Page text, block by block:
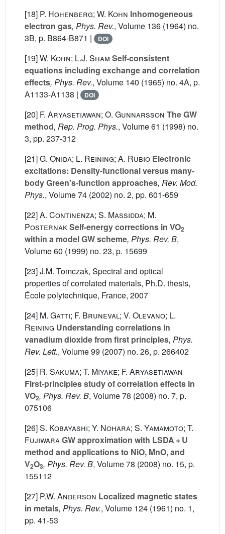
[18] P. Hohenberg; W. Kohn Inhomogeneous
electron gas, Phys. Rev., Volume 136 (1964) no.
3B, p. B864-B871 |
DOI
[19]W. Kohn; L.J. Sham Self-consistent
equations including exchange and correlation
effects, Phys. Rev., Volume 140 (1965) no. 4A, p.
A1133-A1138 |
DOI
[20] F. Aryasetiawan; O. Gunnarsson The GW
method, Rep. Prog. Phys., Volume 61 (1998) no.
3, pp. 237-312
[21]G. Onida; L. Reining; A. Rubio Electronic
excitations: Density-functional versus many-
body Green's-function approaches, Rev. Mod.
Phys., Volume 74 (2002) no. 2, pp. 601-659
[22]A. Continenza; S. Massidda; M.
PosternakSelf-energy corrections in VO2
within a model GW scheme, Phys. Rev. B,
Volume 60 (1999) no. 23, p. 15699
[23] J.M. Tomczak, Spectral and optical
properties of correlated materials, Ph.D. thesis,
École polytechnique, France, 2007
[24] M. Gatti; F. Bruneval; V. Olevano; L.
Reining Understanding correlations in
vanadium dioxide from first principles, Phys.
Rev. Lett., Volume 99 (2007) no. 26, p. 266402
[25] R. Sakuma; T. Miyake; F. Aryasetiawan
First-principles study of correlation effects in
VO2, Phys. Rev. B, Volume 78 (2008) no. 7, p.
075106
[26]S. Kobayashi; Y. Nohara; S. Yamamoto; T.
FujiwaraGW approximation with LSDA + U
method and applications to NiO, MnO, and
V2O3, Phys. Rev. B, Volume 78 (2008) no. 15, p.
155112
[27] P.W. Anderson Localized magnetic states
in metals, Phys. Rev., Volume 124 (1961) no. 1,
pp. 41-53